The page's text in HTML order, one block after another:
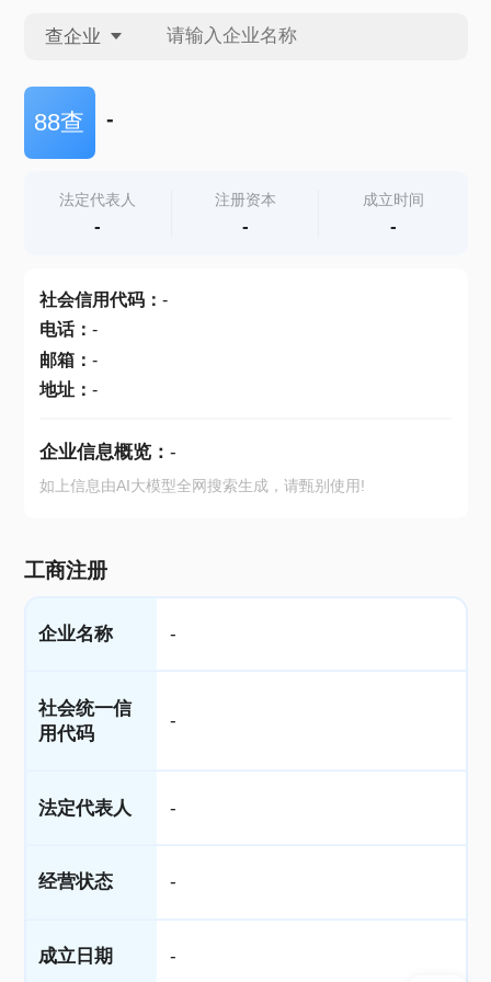
查企业
查企业
查产地
88查 -
法定代表人
-
注册资本
-
成立时间
-
社会信用代码： -
电话： -
邮箱： -
地址： -
企业信息概览： -
如上信息由AI大模型全网搜索生成，请甄别使用!
工商注册
企业名称 -
社会统一信
用代码
-
法定代表人 -
经营状态 -
成立日期 -